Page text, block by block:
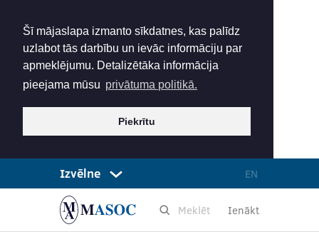
Šī mājaslapa izmanto sīkdatnes, kas palīdz
uzlabot tās darbību un ievāc informāciju par
apmeklējumu. Detalizētāka informācija
pieejama mūsu privātuma politikā.
Piekrītu
Izvēlne EN
Ienākt